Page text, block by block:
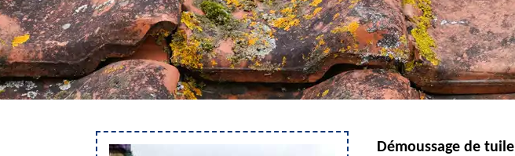
Démoussage de tuile